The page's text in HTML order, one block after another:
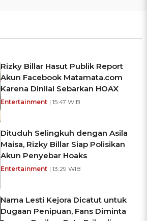
Rizky Billar Hasut Publik Report
Akun Facebook Matamata.com
Karena Dinilai Sebarkan HOAX
Entertainment | 15:47 WIB
Dituduh Selingkuh dengan Asila
Maisa, Rizky Billar Siap Polisikan
Akun Penyebar Hoaks
Entertainment | 13:29 WIB
Nama Lesti Kejora Dicatut untuk
Dugaan Penipuan, Fans Diminta